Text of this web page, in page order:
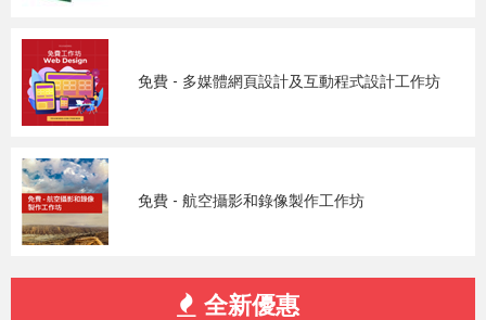
免費 - 多媒體網頁設計及互動程式設計工作坊
免費 - 航空攝影和錄像製作工作坊
全新優惠